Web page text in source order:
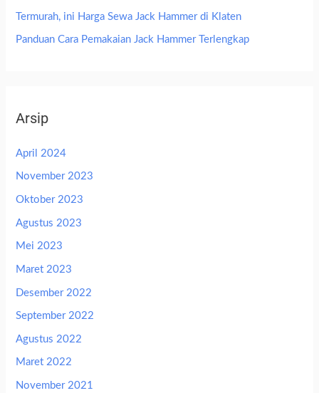
Termurah, ini Harga Sewa Jack Hammer di Klaten
Panduan Cara Pemakaian Jack Hammer Terlengkap
Arsip
April 2024
November 2023
Oktober 2023
Agustus 2023
Mei 2023
Maret 2023
Desember 2022
September 2022
Agustus 2022
Maret 2022
November 2021